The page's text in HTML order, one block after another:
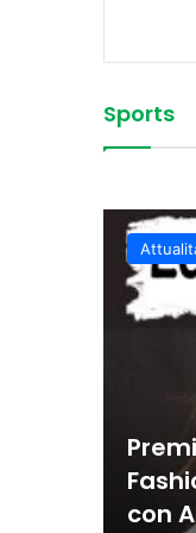
Sports
con